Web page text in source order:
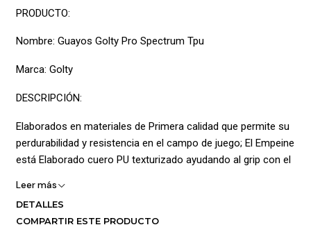
PRODUCTO:
Nombre: Guayos Golty Pro Spectrum Tpu
Marca: Golty
DESCRIPCIÓN:
Elaborados en materiales de Primera calidad que permite su
perdurabilidad y resistencia en el campo de juego; El Empeine
está Elaborado cuero PU texturizado ayudando al grip con el
geométrico y Gráficos de la marca que permite una estilo
superior y visibilidad en la cancha; La parte interna Posee
Leer más
DETALLES
COMPARTIR ESTE PRODUCTO